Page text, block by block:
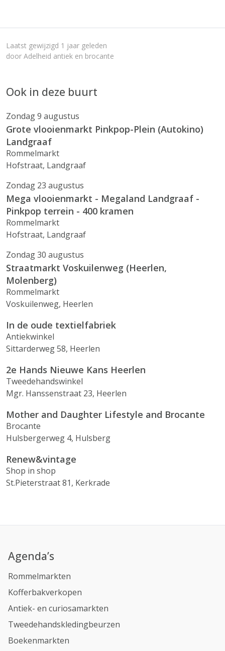
Laatst gewijzigd 1 jaar geleden
door Adelheid antiek en brocante
Ook in deze buurt
Zondag 9 augustus
Grote vlooienmarkt Pinkpop-Plein (Autokino)
Landgraaf
Rommelmarkt
Hofstraat, Landgraaf
Zondag 23 augustus
Mega vlooienmarkt - Megaland Landgraaf -
Pinkpop terrein - 400 kramen
Rommelmarkt
Hofstraat, Landgraaf
Zondag 30 augustus
Straatmarkt Voskuilenweg (Heerlen,
Molenberg)
Rommelmarkt
Voskuilenweg, Heerlen
In de oude textielfabriek
Antiekwinkel
Sittarderweg 58, Heerlen
2e Hands Nieuwe Kans Heerlen
Tweedehandswinkel
Mgr. Hanssenstraat 23, Heerlen
Mother and Daughter Lifestyle and Brocante
Brocante
Hulsbergerweg 4, Hulsberg
Renew&vintage
Shop in shop
St.Pieterstraat 81, Kerkrade
Agenda’s
Rommelmarkten
Kofferbakverkopen
Antiek- en curiosamarkten
Tweedehandskledingbeurzen
Boekenmarkten